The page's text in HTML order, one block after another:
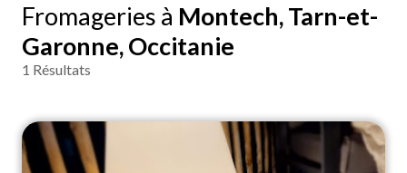
Fromageries à Montech, Tarn-et-
Garonne, Occitanie
1 Résultats